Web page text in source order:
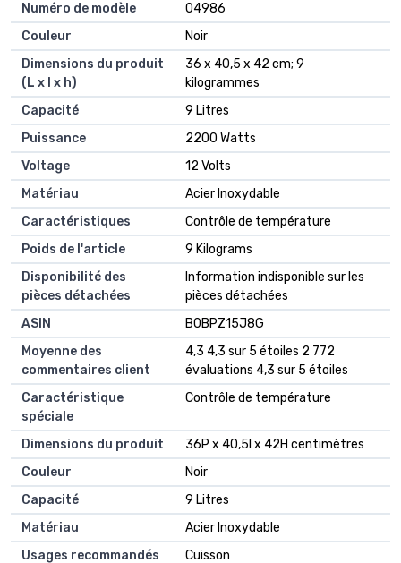
Numéro de modèle
‎04986
Couleur
‎Noir
Dimensions du produit
(L x l x h)
‎36 x 40,5 x 42 cm; 9
kilogrammes
Capacité
‎9 Litres
Puissance
‎2200 Watts
Voltage
‎12 Volts
Matériau
‎Acier Inoxydable
Caractéristiques
‎Contrôle de température
Poids de l'article
‎9 Kilograms
Disponibilité des
pièces détachées
‎Information indisponible sur les
pièces détachées
ASIN
B0BPZ15J8G
Moyenne des
commentaires client
4,3 4,3 sur 5 étoiles 2 772
évaluations 4,3 sur 5 étoiles
Caractéristique
spéciale
Contrôle de température
Dimensions du produit
36P x 40,5l x 42H centimètres
Couleur
Noir
Capacité
9 Litres
Matériau
Acier Inoxydable
Usages recommandés
Cuisson